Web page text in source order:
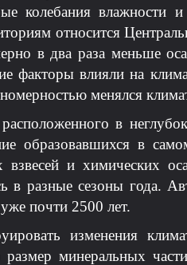
колебания влажности
относится
в два раза меньше
факторы влияли на
менялся
в
образовавшихся в
взвесей и химических
в разные сезоны года.
почти 2500 лет.
изменения
минеральных